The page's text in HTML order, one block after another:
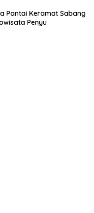
Pantai Keramat Sabang
Penyu